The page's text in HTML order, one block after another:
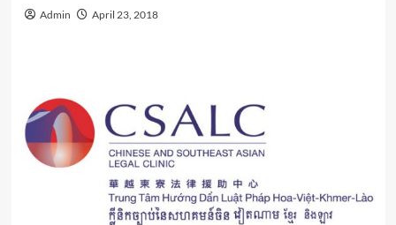
Admin April 23, 2018